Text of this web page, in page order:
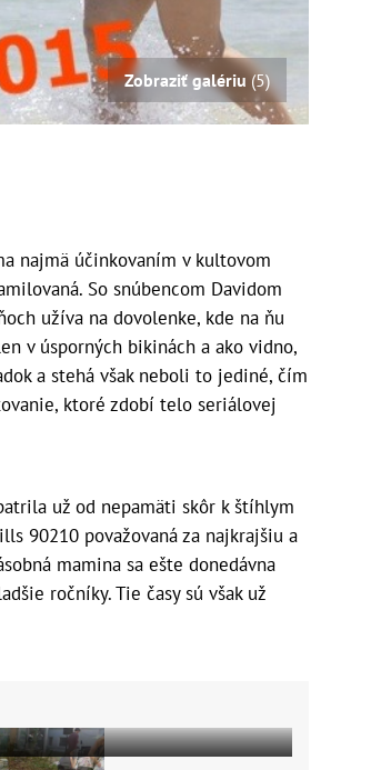
Zobraziť galériu (5)
najmä účinkovaním v kultovom
So snúbencom Davidom
užíva na dovolenke, kde na ňu
v úsporných bikinách a ako vidno,
a stehá však neboli to jediné, čím
ktoré zdobí telo seriálovej
už od nepamäti skôr k štíhlym
90210 považovaná za najkrajšiu a
mamina sa ešte donedávna
ročníky. Tie časy sú však už